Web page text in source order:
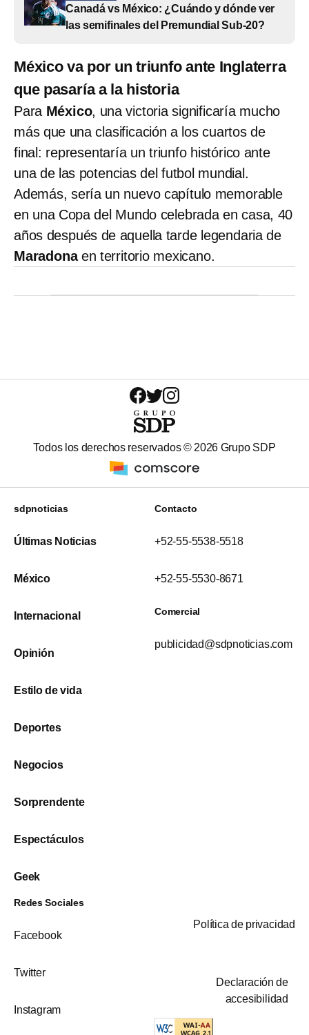
Canadá vs México: ¿Cuándo y dónde ver
las semifinales del Premundial Sub-20?
México va por un triunfo ante Inglaterra
que pasaría a la historia
Para México, una victoria significaría mucho
más que una clasificación a los cuartos de
final: representaría un triunfo histórico ante
una de las potencias del futbol mundial.
Además, sería un nuevo capítulo memorable
en una Copa del Mundo celebrada en casa, 40
años después de aquella tarde legendaria de
Maradonaen territorio mexicano.
Todos los derechos reservados © 2026 Grupo SDP
sdpnoticias
Últimas Noticias
México
Internacional
Opinión
Estilo de vida
Deportes
Negocios
Sorprendente
Espectáculos
Geek
Contacto
+52-55-5538-5518
+52-55-5530-8671
Comercial
publicidad@sdpnoticias.com
Redes Sociales
Facebook
Twitter
Instagram
Política de privacidad
Declaración de
accesibilidad